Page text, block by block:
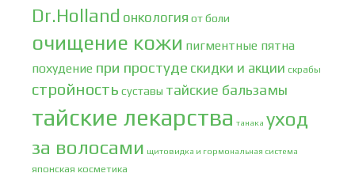
Dr.Holland онкология от боли
очищение кожи пигментные пятна
похудение при простуде скидки и акции скрабы
стройность суставы тайские бальзамы
тайские лекарства танака уход
за волосами щитовидка и гормональная система
японская косметика